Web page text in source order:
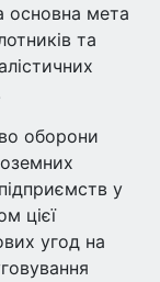
основна мета
та
оборони
у
цієї
угод на